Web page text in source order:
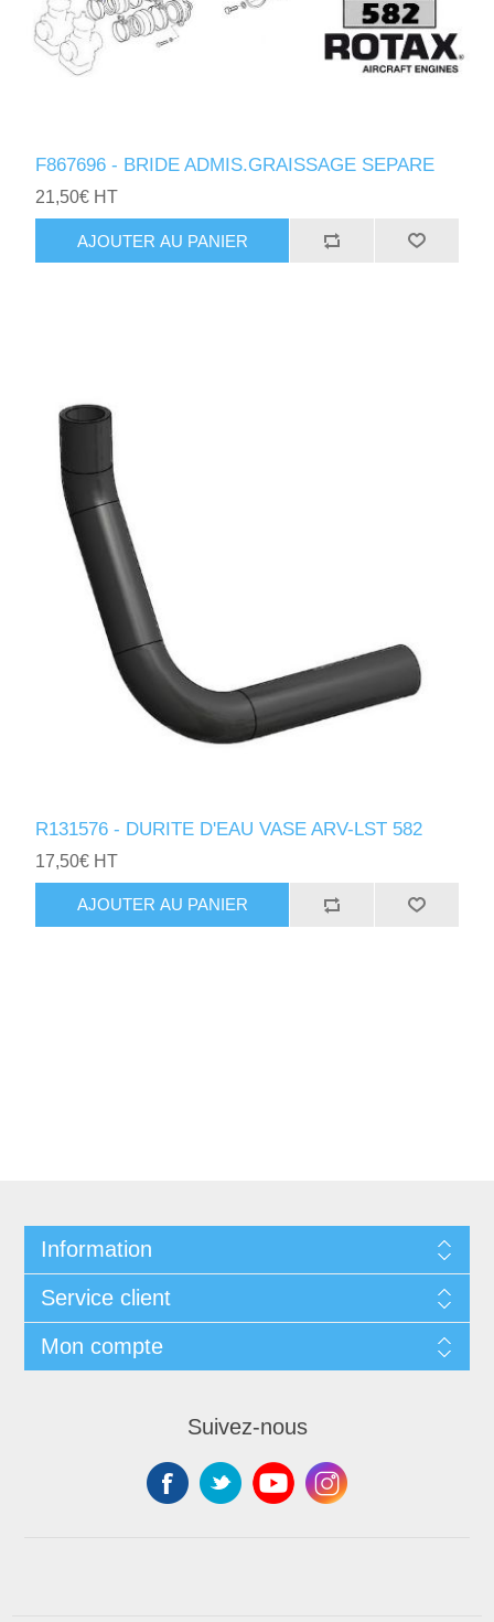
F867696 - BRIDE ADMIS.GRAISSAGE SEPARE
21,50€ HT
AJOUTER AU PANIER
R131576 - DURITE D'EAU VASE ARV-LST 582
17,50€ HT
AJOUTER AU PANIER
Information
Service client
Mon compte
Suivez-nous